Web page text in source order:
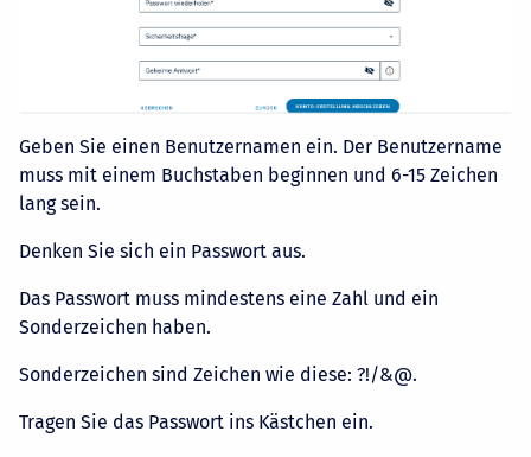
Geben Sie einen Benutzernamen ein. Der Benutzername
muss mit einem Buchstaben beginnen und 6-15 Zeichen
lang sein.
Denken Sie sich ein Passwort aus.
Das Passwort muss mindestens eine Zahl und ein
Sonderzeichen haben.
Sonderzeichen sind Zeichen wie diese: ?!/&@.
Tragen Sie das Passwort ins Kästchen ein.